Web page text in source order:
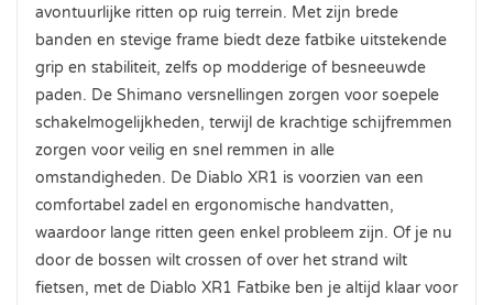
avontuurlijke ritten op ruig terrein. Met zijn brede
banden en stevige frame biedt deze fatbike uitstekende
grip en stabiliteit, zelfs op modderige of besneeuwde
paden. De Shimano versnellingen zorgen voor soepele
schakelmogelijkheden, terwijl de krachtige schijfremmen
zorgen voor veilig en snel remmen in alle
omstandigheden. De Diablo XR1 is voorzien van een
comfortabel zadel en ergonomische handvatten,
waardoor lange ritten geen enkel probleem zijn. Of je nu
door de bossen wilt crossen of over het strand wilt
fietsen, met de Diablo XR1 Fatbike ben je altijd klaar voor